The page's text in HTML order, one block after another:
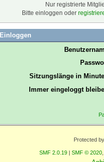
Nur registrierte
Bitte einloggen oder
Einloggen
Sitzungslänge in
Immer eingeloggt
Protected
SMF 2.0.19 | SMF © 2020